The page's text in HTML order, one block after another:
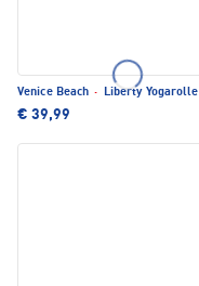
Venice Beach · Liberty Yogarolle
€ 39,99